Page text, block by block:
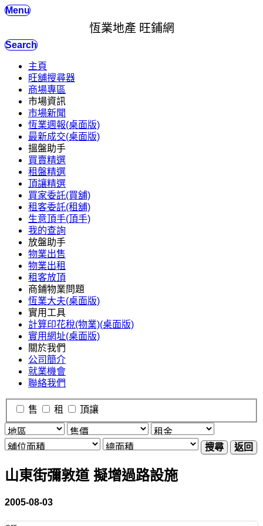
Menu
恆業地產 旺鋪網
Search
主頁
旺舖搜尋器
商場專區
市場資訊
市場新聞
恆業週報(桌面版)
最新成交(桌面版)
搵盤助手
買賣精選
租盤精選
頂讓精選
買家委託(買舖)
租客委託(租舖)
生意頂手(頂手)
我的查詢
放盤助手
物業出售
物業出租
租客放頂
商鋪物業問題
恆業大夫(桌面版)
實用工具
計算印花稅(物業)(桌面版)
實用網址(桌面版)
關於我們
公司簡介
就業機會
聯絡我們
售 租 頂讓
搜尋 返回
山東街彌敦道 擬增過路設施
2005-08-03